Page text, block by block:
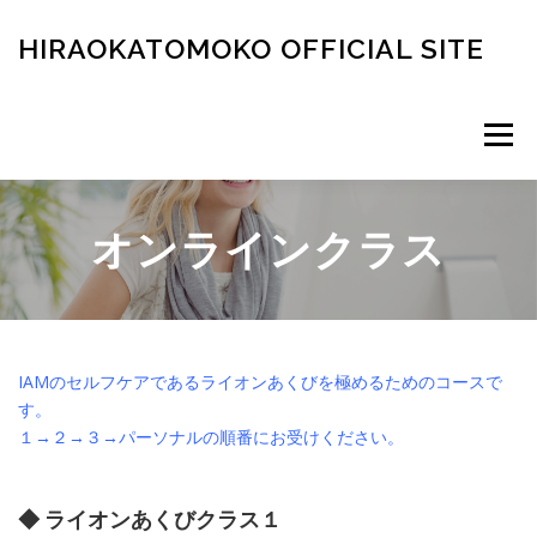
ス
キ
ッ
HIRAOKATOMOKO OFFICIAL SITE
メニュ
HOME ABOUT SERVICE
お申込み・お問合せ
オンラインクラス
IAMのセルフケアであるライオンあくびを極めるためのコースで
す。
１→２→３→パーソナルの順番にお受けください。
◆ ライオンあくびクラス１